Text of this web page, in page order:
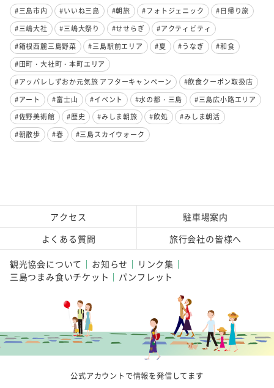
#三島市内 #いいね三島 #朝旅 #フォトジェニック
#日帰り旅
#三嶋大社
#三嶋大祭り #せせらぎ
#アクティビティ
#箱根西麓三島野菜
#三島駅前エリア #夏 #うなぎ
#和食
#田町・大社町・本町エリア
#アッパレしずおか元気旅 アフターキャンペーン
#飲食クーポン取扱店
#アート
#富士山 #イベント #水の都・三島
#三島広小路エリア
#佐野美術館
#歴史 #みしま朝旅 #飲処
#みしま朝活
#朝散歩
#春 #三島スカイウォーク
アクセス
駐車場案内
よくある質問
旅行会社の皆様へ
観光協会について お知らせ
リンク集
三島つまみ食いチケット
パンフレット
公式アカウントで情報を発信してます